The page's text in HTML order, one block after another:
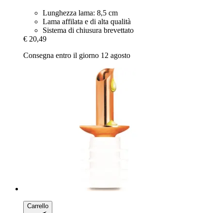
Lunghezza lama: 8,5 cm
Lama affilata e di alta qualità
Sistema di chiusura brevettato
€ 20,49
Consegna entro il giorno 12 agosto
Carrello